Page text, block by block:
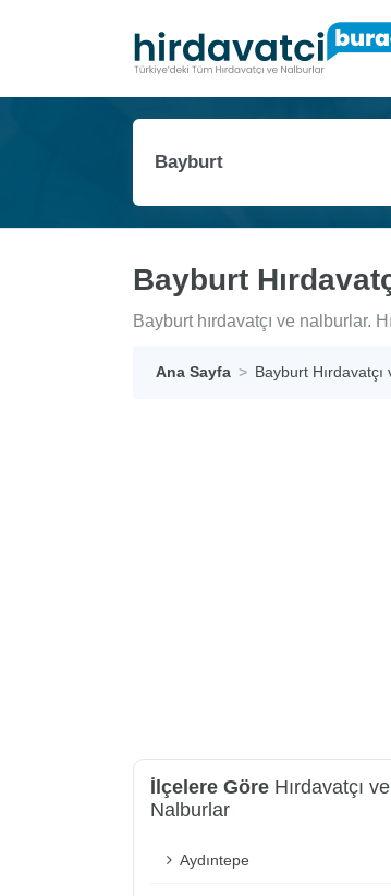
Bayburt
Bayburt hırdavatçı ve nalburlar.
Ana Sayfa Bayburt
İlçelere Göre Hırdavatçı ve
Nalburlar
Aydıntepe